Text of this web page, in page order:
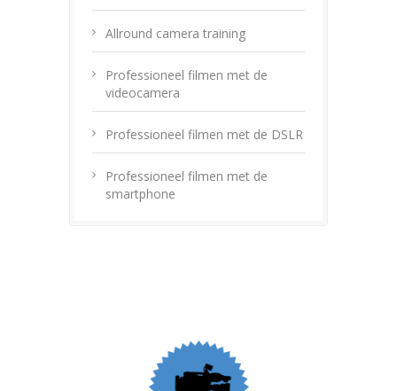
Allround camera training
Professioneel filmen met de
videocamera
Professioneel filmen met de DSLR
Professioneel filmen met de
smartphone